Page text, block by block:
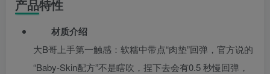
产品特性
材质介绍
大B哥上手第一触感：软糯中带点“肉垫”回弹，官方说的
“Baby-Skin配方”不是瞎吹，捏下去会有0.5 秒慢回弹，